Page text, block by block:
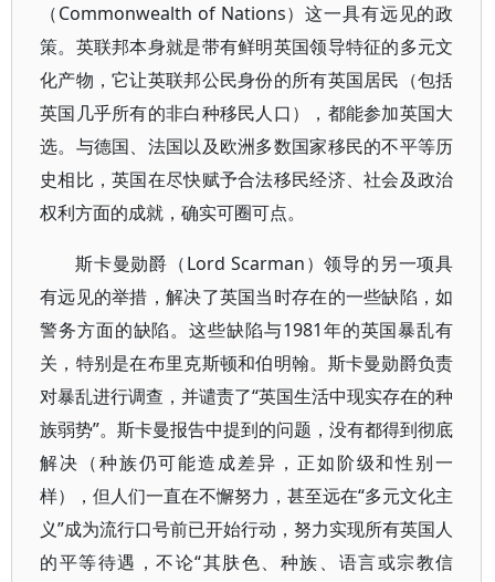
（Commonwealth of Nations）这一具有远见的政
策。英联邦本身就是带有鲜明英国领导特征的多元文
化产物，它让英联邦公民身份的所有英国居民（包括
英国几乎所有的非白种移民人口），都能参加英国大
选。与德国、法国以及欧洲多数国家移民的不平等历
史相比，英国在尽快赋予合法移民经济、社会及政治
权利方面的成就，确实可圈可点。
斯卡曼勋爵（Lord Scarman）领导的另一项具
有远见的举措，解决了英国当时存在的一些缺陷，如
警务方面的缺陷。这些缺陷与1981年的英国暴乱有
关，特别是在布里克斯顿和伯明翰。斯卡曼勋爵负责
对暴乱进行调查，并谴责了“英国生活中现实存在的种
族弱势”。斯卡曼报告中提到的问题，没有都得到彻底
解决（种族仍可能造成差异，正如阶级和性别一
样），但人们一直在不懈努力，甚至远在“多元文化主
义”成为流行口号前已开始行动，努力实现所有英国人
的平等待遇，不论“其肤色、种族、语言或宗教信